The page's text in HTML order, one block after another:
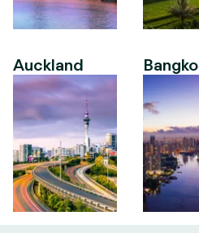
Auckland